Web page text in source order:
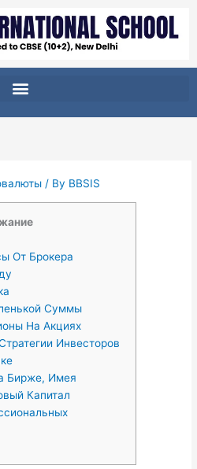
/ By BBSIS
От Брокера
Суммы
На Акциях
Инвесторов
Бирже, Имея
Капитал